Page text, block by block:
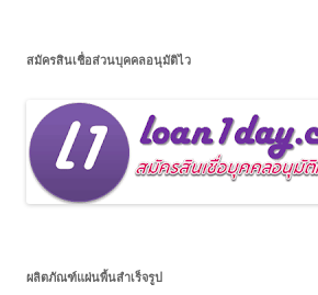
สมัครสินเชื่อส่วนบุคคลอนุมัติไว
ผลิตภัณฑ์แผ่นพื้นสำเร็จรูป